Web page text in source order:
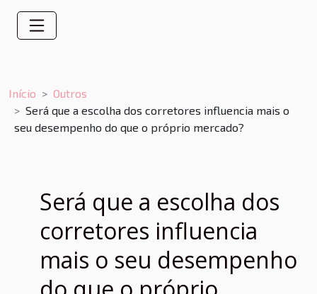
Início
Outros
Será que a escolha dos corretores influencia mais o
seu desempenho do que o próprio mercado?
Será que a escolha dos
corretores influencia
mais o seu desempenho